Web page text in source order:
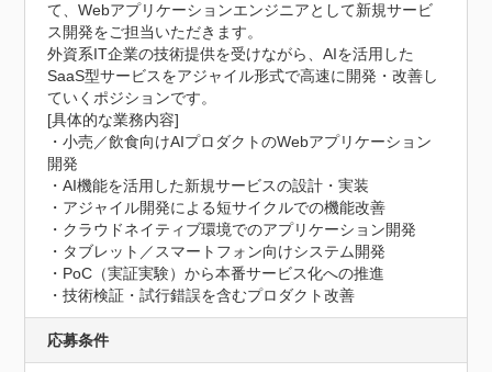
て、Webアプリケーションエンジニアとして新規サービ
ス開発をご担当いただきます。
外資系IT企業の技術提供を受けながら、AIを活用した
SaaS型サービスをアジャイル形式で高速に開発・改善し
ていくポジションです。
[具体的な業務内容]
・小売／飲食向けAIプロダクトのWebアプリケーション
開発
・AI機能を活用した新規サービスの設計・実装
・アジャイル開発による短サイクルでの機能改善
・クラウドネイティブ環境でのアプリケーション開発
・タブレット／スマートフォン向けシステム開発
・PoC（実証実験）から本番サービス化への推進
・技術検証・試行錯誤を含むプロダクト改善
応募条件